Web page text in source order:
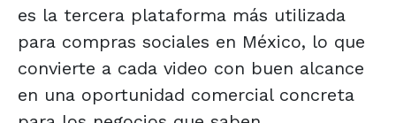
es la tercera plataforma más utilizada
para compras sociales en México, lo que
convierte a cada video con buen alcance
en una oportunidad comercial concreta